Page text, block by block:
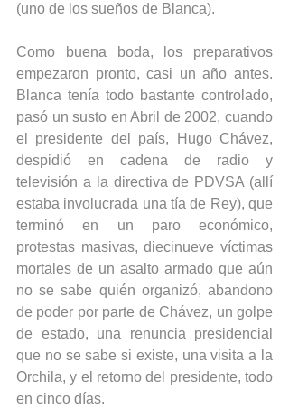
(uno de los sueños de Blanca).
Como buena boda, los preparativos
empezaron pronto, casi un año antes.
Blanca tenía todo bastante controlado,
pasó un susto en Abril de 2002, cuando
el presidente del país, Hugo Chávez,
despidió en cadena de radio y
televisión a la directiva de PDVSA (allí
estaba involucrada una tía de Rey), que
terminó en un paro económico,
protestas masivas, diecinueve víctimas
mortales de un asalto armado que aún
no se sabe quién organizó, abandono
de poder por parte de Chávez, un golpe
de estado, una renuncia presidencial
que no se sabe si existe, una visita a la
Orchila, y el retorno del presidente, todo
en cinco días.